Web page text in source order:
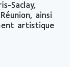
Saclay,
ainsi
artistique